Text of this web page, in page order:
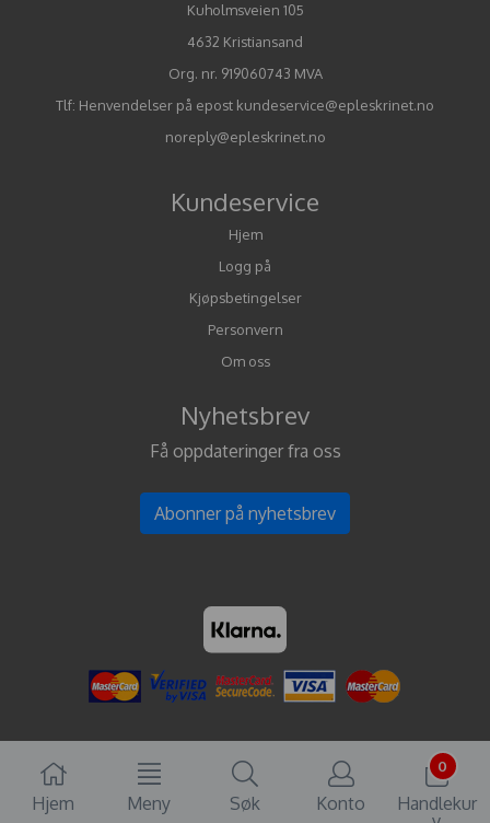
Hjem Meny Søk Konto
0
Handlekur
Kuholmsveien 105
4632 Kristiansand
Org. nr. 919060743 MVA
Tlf: Henvendelser på epost kundeservice@epleskrinet.no
noreply@epleskrinet.no
Kundeservice
Hjem
Logg på
Kjøpsbetingelser
Personvern
Om oss
Nyhetsbrev
Få oppdateringer fra oss
Abonner på nyhetsbrev